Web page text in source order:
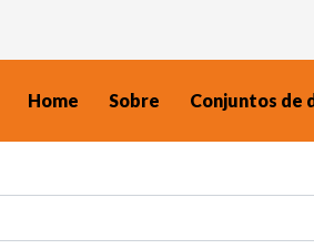
Home Sobre Conjuntos de